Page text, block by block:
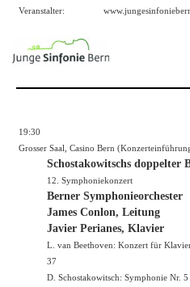
Veranstalter:
19:30
Grosser Saal, Casino Bern
Schostakowitschs doppelter
12. Symphoniekonzert
Berner Symphonieorchester
James Conlon, Leitung
Javier Perianes, Klavier
L. van Beethoven: Konzert für
37
D. Schostakowitsch: Symphonie Nr.